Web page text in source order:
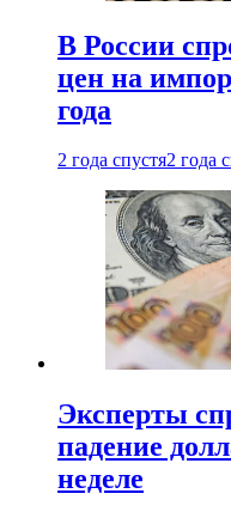
В России
цен на
года
2 года спустя2 года
Эксперты
падение
неделе